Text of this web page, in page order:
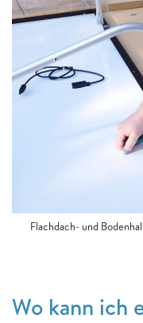
Flachdach- und
Wo kann ich